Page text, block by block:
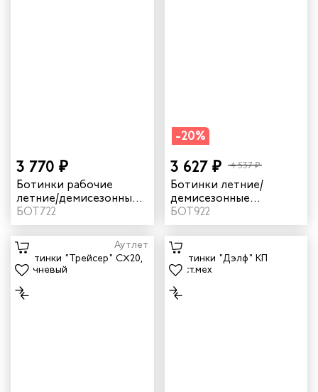
руководителей
помощи
3 770 ₽
Ботинки рабочие
летние/демисезонные
"Трейсер" AX23 с КП
цвет черный/неоновый
БОТ722
-20%
3 627 ₽ 4 537 ₽
Ботинки летние/
демисезонные
"Трейсер" CX20 цвет
серый
БОТ922
Аутлет